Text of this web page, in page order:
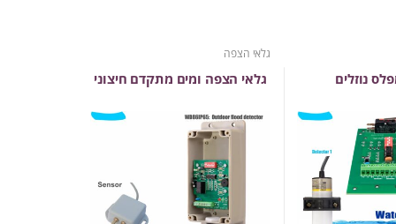
נוזלים
גלאי הצפה
גלאי הצפה ומים מתקדם חיצוני